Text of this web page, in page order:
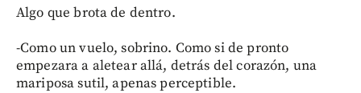
Algo que brota de dentro.
-Como un vuelo, sobrino. Como si de pronto
empezara a aletear allá, detrás del corazón, una
mariposa sutil, apenas perceptible.